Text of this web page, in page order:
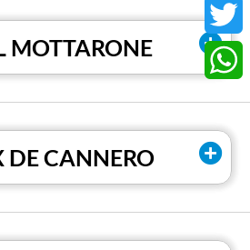
MOTTARONE
DE CANNERO
Twitter